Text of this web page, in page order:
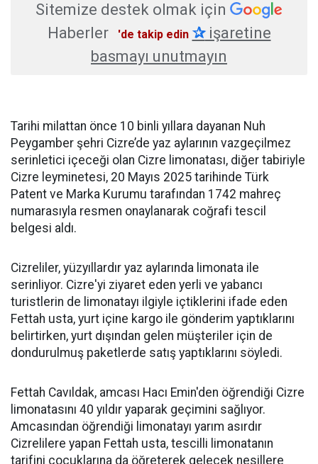
Sitemize destek olmak için
Haberler
'de takip edin ✰işaretine
basmayı unutmayın
Tarihi milattan önce 10 binli yıllara dayanan Nuh
Peygamber şehri Cizre’de yaz aylarının vazgeçilmez
serinletici içeceği olan Cizre limonatası, diğer tabiriyle
Cizre leyminetesi, 20 Mayıs 2025 tarihinde Türk
Patent ve Marka Kurumu tarafından 1742 mahreç
numarasıyla resmen onaylanarak coğrafi tescil
belgesi aldı.
Cizreliler, yüzyıllardır yaz aylarında limonata ile
serinliyor. Cizre'yi ziyaret eden yerli ve yabancı
turistlerin de limonatayı ilgiyle içtiklerini ifade eden
Fettah usta, yurt içine kargo ile gönderim yaptıklarını
belirtirken, yurt dışından gelen müşteriler için de
dondurulmuş paketlerde satış yaptıklarını söyledi.
Fettah Cavıldak, amcası Hacı Emin'den öğrendiği Cizre
limonatasını 40 yıldır yaparak geçimini sağlıyor.
Amcasından öğrendiği limonatayı yarım asırdır
Cizrelilere yapan Fettah usta, tescilli limonatanın
tarifini çocuklarına da öğreterek gelecek nesillere